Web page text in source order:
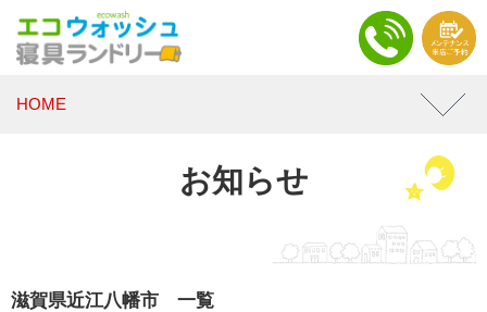
HOME
お知らせ
滋賀県近江八幡市 一覧